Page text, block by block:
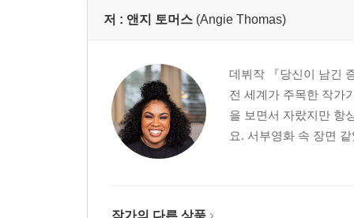
저 : 앤지 토머스 (Angie Thomas)
데뷔작 『당신이 남긴
전 세계가 주목한 작가
을 보면서 자랐지만 항
요. 서부영화 속 장면